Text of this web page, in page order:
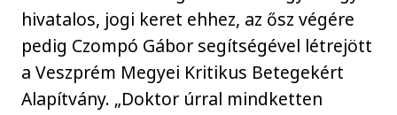
hivatalos, jogi keret ehhez, az ősz végére
pedig Czompó Gábor segítségével létrejött
a Veszprém Megyei Kritikus Betegekért
Alapítvány. „Doktor úrral mindketten